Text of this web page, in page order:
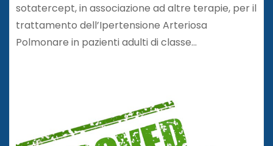
sotatercept, in associazione ad altre terapie, per il
trattamento dell’Ipertensione Arteriosa
Polmonare in pazienti adulti di classe…